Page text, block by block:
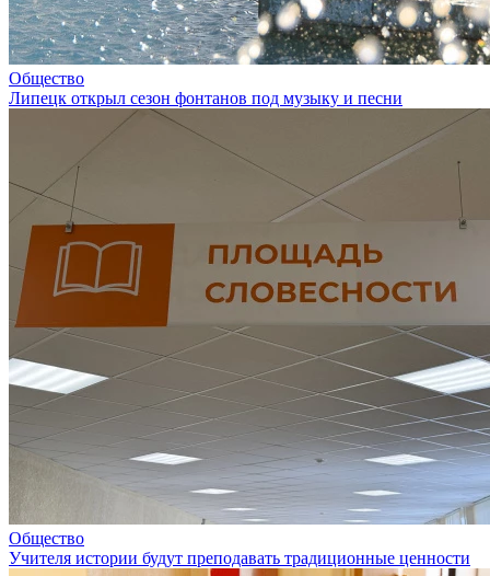
Общество
Липецк открыл сезон фонтанов под музыку и песни
Общество
Учителя истории будут преподавать традиционные ценности